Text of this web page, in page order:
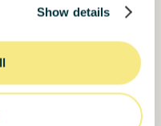
Show details
resilientes.